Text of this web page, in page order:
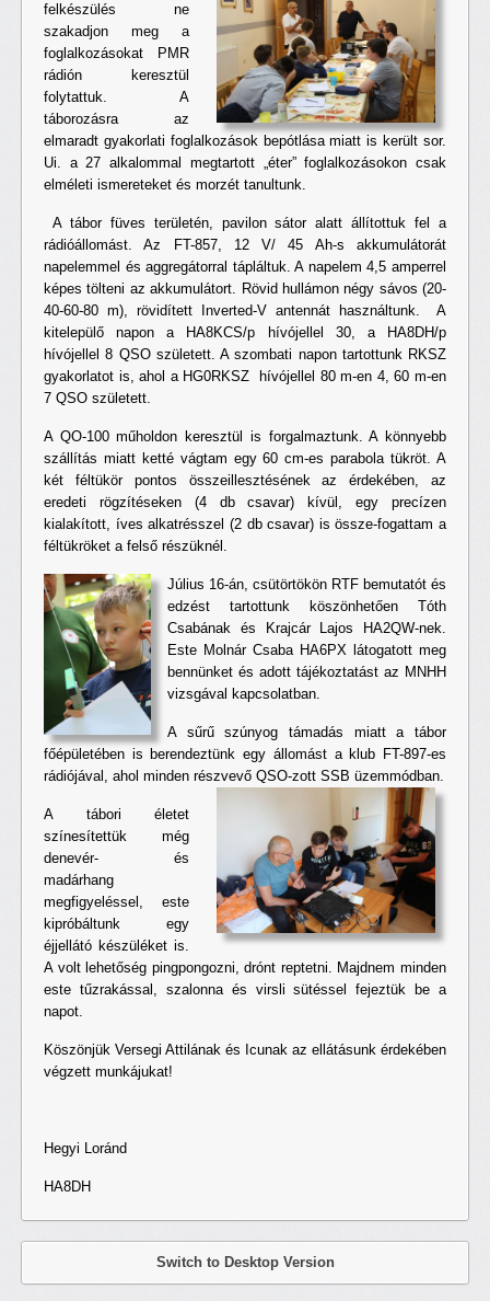
felkészülés ne
szakadjon meg a
foglalkozásokat PMR
rádión keresztül
folytattuk. A
táborozásra az
elmaradt gyakorlati foglalkozások bepótlása miatt is került sor.
Ui. a 27 alkalommal megtartott „éter” foglalkozásokon csak
elméleti ismereteket és morzét tanultunk.
A tábor füves területén, pavilon sátor alatt állítottuk fel a
rádióállomást. Az FT-857, 12 V/ 45 Ah-s akkumulátorát
napelemmel és aggregátorral tápláltuk. A napelem 4,5 amperrel
képes tölteni az akkumulátort. Rövid hullámon négy sávos (20-
40-60-80 m), rövidített Inverted-V antennát használtunk. A
kitelepülő napon a HA8KCS/p hívójellel 30, a HA8DH/p
hívójellel 8 QSO született. A szombati napon tartottunk RKSZ
gyakorlatot is, ahol a HG0RKSZ hívójellel 80 m-en 4, 60 m-en
7 QSO született.
A QO-100 műholdon keresztül is forgalmaztunk. A könnyebb
szállítás miatt ketté vágtam egy 60 cm-es parabola tükröt. A
két féltükör pontos összeillesztésének az érdekében, az
eredeti rögzítéseken (4 db csavar) kívül, egy precízen
kialakított, íves alkatrésszel (2 db csavar) is össze-fogattam a
féltükröket a felső részüknél.
Július 16-án, csütörtökön RTF bemutatót és
edzést tartottunk köszönhetően Tóth
Csabának és Krajcár Lajos HA2QW-nek.
Este Molnár Csaba HA6PX látogatott meg
bennünket és adott tájékoztatást az MNHH
vizsgával kapcsolatban.
A sűrű szúnyog támadás miatt a tábor
főépületében is berendeztünk egy állomást a klub FT-897-es
rádiójával, ahol minden részvevő QSO-zott SSB üzemmódban.
A tábori életet
színesítettük még
denevér- és
madárhang
megfigyeléssel, este
kipróbáltunk egy
éjjellátó készüléket is.
A volt lehetőség pingpongozni, drónt reptetni. Majdnem minden
este tűzrakással, szalonna és virsli sütéssel fejeztük be a
napot.
Köszönjük Versegi Attilának és Icunak az ellátásunk érdekében
végzett munkájukat!
Hegyi Loránd
HA8DH
Switch to Desktop Version